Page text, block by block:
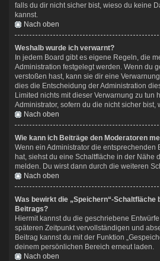
falls du dir nicht sicher bist, wieso du keine
kannst.
Nach oben
Weshalb wurde ich verwarnt?
In jedem Board gibt es eigene Regeln, die
Administration festgelegt werden. Wenn du
verstoßen hast, kann sie dir eine
dies die Entscheidung der Administration
Limited nichts mit dieser Verwarnung zu tun
Administrator, sofern du die nicht sicher bist,
Nach oben
Wie kann ich Beiträge den Moderatoren
Wenn ein Administrator die entsprechenden
hat, siehst du eine Schaltfläche in der Nähe
melden. Du wirst dann durch die weiteren
Nach oben
Was bewirkt die „Speichern“-Schaltfläche
Beitrags?
Hiermit kannst du die geschriebene
späteren Zeitpunkt vervollständigen und
Beitrag kannst du mit der Funktion
deinem persönlichen Bereich erneut laden.
Nach oben